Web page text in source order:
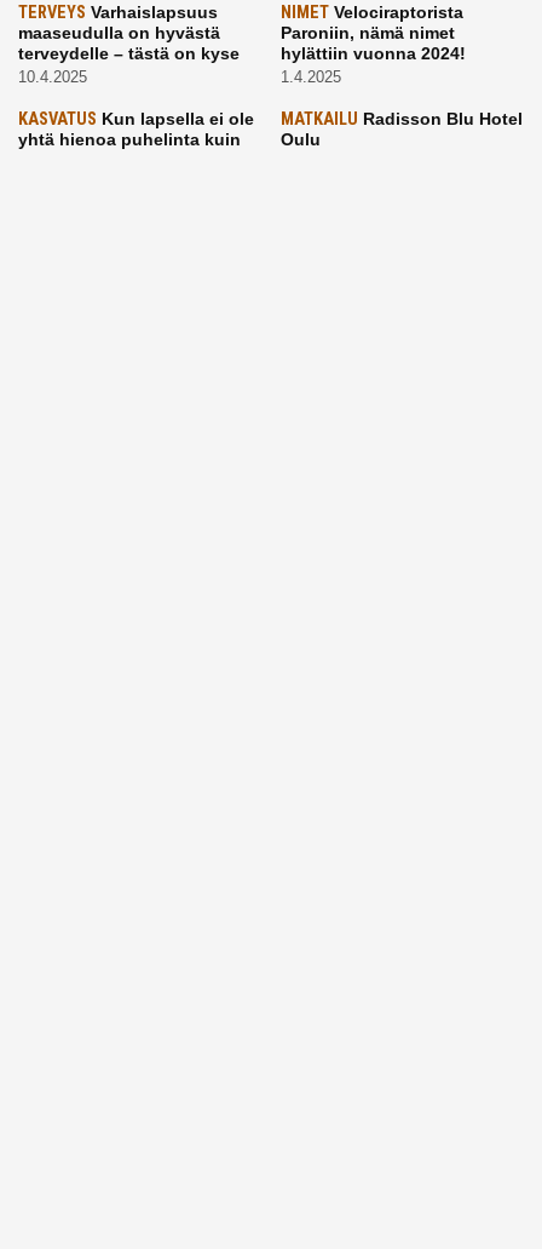
TERVEYS Varhaislapsuus
maaseudulla on hyvästä
terveydelle – tästä on kyse
10.4.2025
NIMETVelociraptorista
Paroniin, nämä nimet
hylättiin vuonna 2024!
1.4.2025
KASVATUS Kun lapsella ei ole
yhtä hienoa puhelinta kuin
MATKAILU Radisson Blu Hotel
Oulu